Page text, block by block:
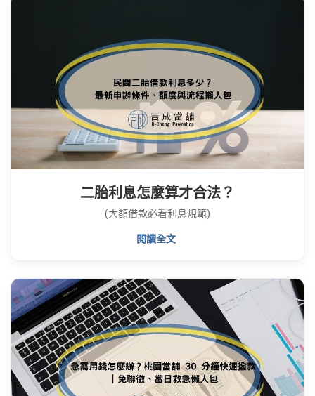
二胎利息怎麼算才合法？
(大額借款必看利息規範)
閱讀全文